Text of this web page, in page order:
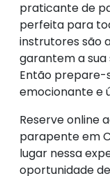
praticante de
perfeita para
instrutores são
garantem a
Então prepare-
emocionante e
Reserve online
parapente em
lugar nessa
oportunidade